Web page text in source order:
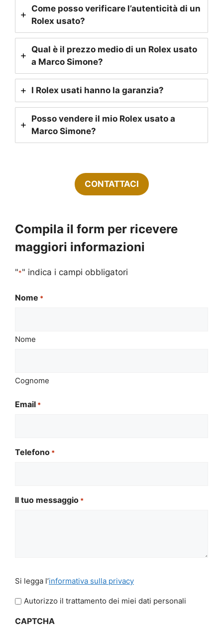
Come posso verificare l’autenticità di un
Rolex usato?
Qual è il prezzo medio di un Rolex usato
a Marco Simone?
I Rolex usati hanno la garanzia?
Posso vendere il mio Rolex usato a
Marco Simone?
CONTATTACI
Compila il form per ricevere
maggiori informazioni
"*" indica i campi obbligatori
Nome *
Nome
Cognome
Email *
Telefono *
Il tuo messaggio *
legga
l'informativa
privacy
Si legga l’informativa sulla privacy
Autorizzo il trattamento dei miei dati personali
CAPTCHA